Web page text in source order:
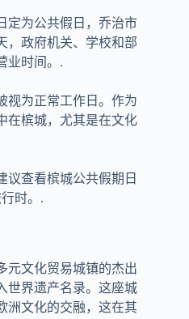
定为公共假日，乔治市
，政府机关、学校和部
业时间。.
视为正常工作日。作为
在槟城，尤其是在文化
议查看槟城公共假期日
时。.
元文化贸易城镇的杰出
世界遗产名录。这座城
洲文化的交融，这在其